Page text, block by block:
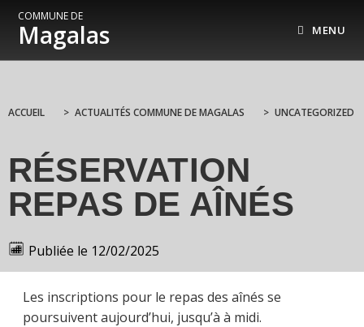
COMMUNE DE
Magalas MENU
ACCUEIL > ACTUALITÉS COMMUNE DE MAGALAS > UNCATEGORIZED
RÉSERVATION
REPAS DE AÎNÉS
Publiée le 12/02/2025
Les inscriptions pour le repas des aînés se
poursuivent aujourd’hui, jusqu’à à midi.